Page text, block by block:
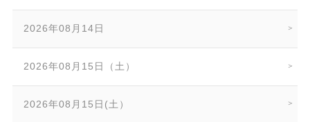
2026年08月14日
2026年08月15日（土）
2026年08月15日(土）